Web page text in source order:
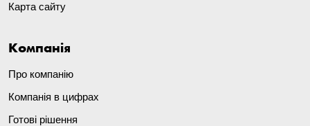
Карта сайту
Компанія
Про компанію
Компанія в цифрах
Готові рішення